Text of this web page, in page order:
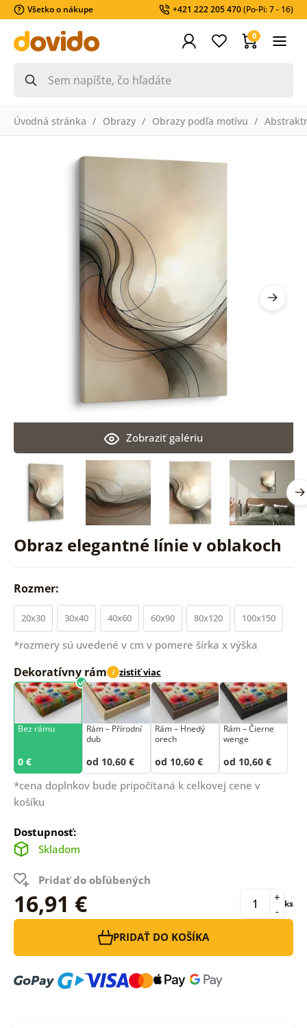
Všetko o nákupe +421 222 205 470(Po-Pi: 7 - 16)
0
Úvodná stránka Obrazy Obrazy podľa motívu
Obraz elegantné línie v oblakoch
Zobraziť galériu
Rozmer:
20x30 30x40 40x60 60x90 80x120 100x150
*rozmery sú uvedené v cm v pomere šírka x výška
Dekoratívny rám i zistiť viac
Bez rámu
0 €
Rám –⁠⁠⁠⁠⁠⁠ Přírodní
dub
od 10,60 €
Rám – Hnedý
orech
od 10,60 €
Rám – Čierne
wenge
od 10,60 €
*cena doplnkov bude pripočítaná k celkovej cene v
košíku
Dostupnosť:
Skladom
Pridať do obľúbených
16,91 € -
+ ks
PRIDAŤ DO KOŠÍKA